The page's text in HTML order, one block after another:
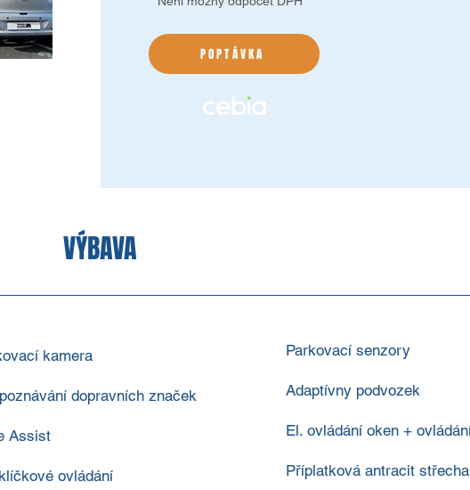
POPTÁVKA
VÝBAVA
kamera
dopravních značek
Assist
ovládání
Parkovací senzory
Adaptívny podvozek
El. ovládání oken +
Příplatková antracit střecha